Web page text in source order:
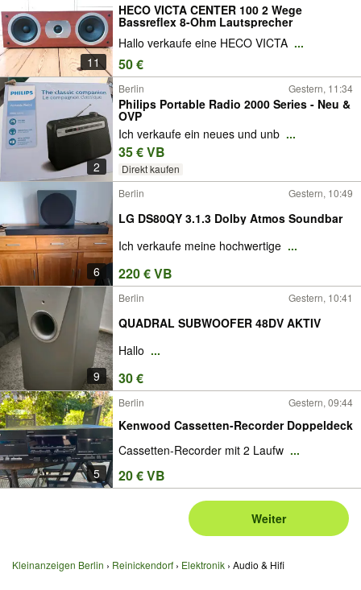
11
HECO VICTA CENTER 100 2 Wege
Bassreflex 8-Ohm Lautsprecher
Hallo verkaufe eine HECO VICTA ...
50 €
2
Berlin Gestern, 11:34
Philips Portable Radio 2000 Series - Neu &
OVP
Ich verkaufe ein neues und unb ...
35 € VB
Direkt kaufen
6
Berlin Gestern, 10:49
LG DS80QY 3.1.3 Dolby Atmos Soundbar
Ich verkaufe meine hochwertige ...
220 € VB
9
Berlin Gestern, 10:41
QUADRAL SUBWOOFER 48DV AKTIV
Hallo ...
30 €
5
Berlin Gestern, 09:44
Kenwood Cassetten-Recorder Doppeldeck
Cassetten-Recorder mit 2 Laufw ...
20 € VB
Weiter
Kleinanzeigen Berlin Reinickendorf Elektronik Audio & Hifi